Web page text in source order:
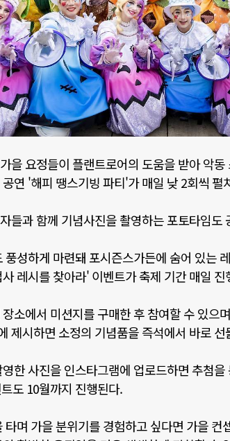
을 요정들이 플랜트로어의 도움을 받아 악
연 '해피 땡스기빙 파티'가 매일 낮2회씩 펼
들과 함께 기념사진을 촬영하는 포토타임도
성하게 마련돼 포시즌스가든에 숨어 있는
레시를 찾아라'이벤트가 축제 기간 매일 진
소에서 미션지를 구매한 후 참여할 수 있으며
제시하면 소정의 기념품을 즉석에서 바로 선
한 사진을 인스타그램에 업로드하면 추첨을
도 10월까지 진행된다.
타며 가을 분위기를 경험하고 싶다면 가을 컨